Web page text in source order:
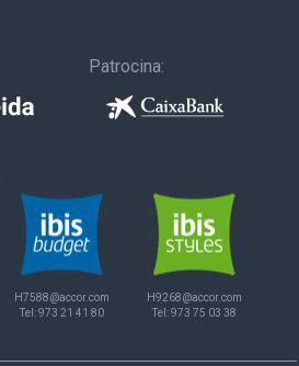
Patrocina:
H7588@accor.com
Tel:973 21 41 80
H9268@accor.com
Tel:973 75 03 38